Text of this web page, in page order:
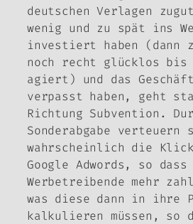
deutschen Verlagen
wenig und zu spät ins
investiert haben (dann
noch recht glücklos bis
agiert) und das
verpasst haben, geht
Richtung Subvention.
Sonderabgabe verteuern
wahrscheinlich die
Google Adwords, so dass
Werbetreibende mehr
was diese dann in ihre
kalkulieren müssen, so